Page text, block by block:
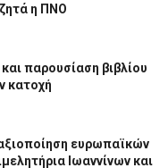
η ΠΝΟ
παρουσίαση βιβλίου
κατοχή
ευρωπαϊκών
Ιωαννίνων και